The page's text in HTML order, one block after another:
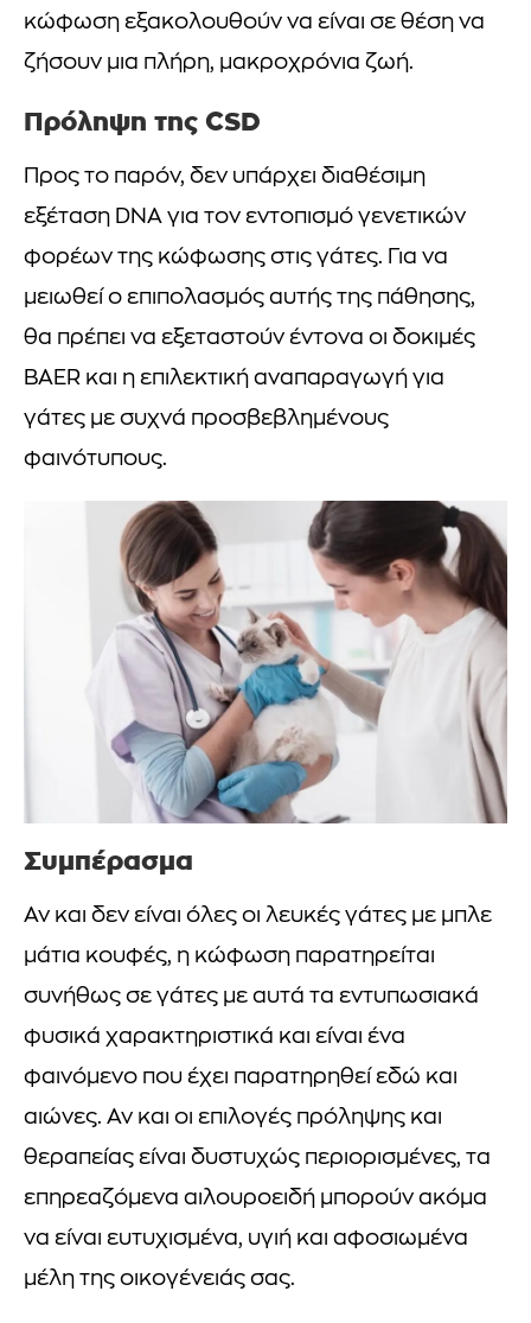
κώφωση εξακολουθούν να είναι σε θέση να
ζήσουν μια πλήρη, μακροχρόνια ζωή.
Πρόληψη της CSD
Προς το παρόν, δεν υπάρχει διαθέσιμη
εξέταση DNA για τον εντοπισμό γενετικών
φορέων της κώφωσης στις γάτες. Για να
μειωθεί ο επιπολασμός αυτής της πάθησης,
θα πρέπει να εξεταστούν έντονα οι δοκιμές
BAER και η επιλεκτική αναπαραγωγή για
γάτες με συχνά προσβεβλημένους
φαινότυπους.
Συμπέρασμα
Αν και δεν είναι όλες οι λευκές γάτες με μπλε
μάτια κουφές, η κώφωση παρατηρείται
συνήθως σε γάτες με αυτά τα εντυπωσιακά
φυσικά χαρακτηριστικά και είναι ένα
φαινόμενο που έχει παρατηρηθεί εδώ και
αιώνες. Αν και οι επιλογές πρόληψης και
θεραπείας είναι δυστυχώς περιορισμένες, τα
επηρεαζόμενα αιλουροειδή μπορούν ακόμα
να είναι ευτυχισμένα, υγιή και αφοσιωμένα
μέλη της οικογένειάς σας.